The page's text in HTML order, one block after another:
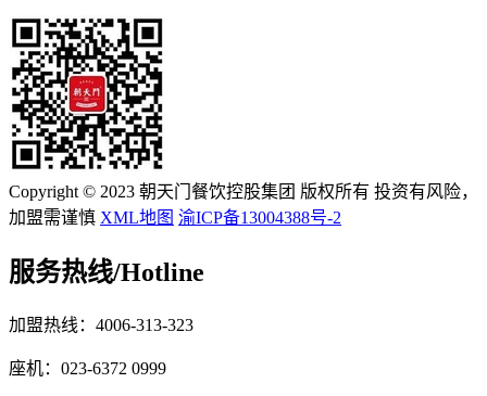
Copyright © 2023 朝天门餐饮控股集团 版权所有 投资有风险，
加盟需谨慎 XML地图 渝ICP备13004388号-2
服务热线/Hotline
加盟热线：4006-313-323
座机：023-6372 0999